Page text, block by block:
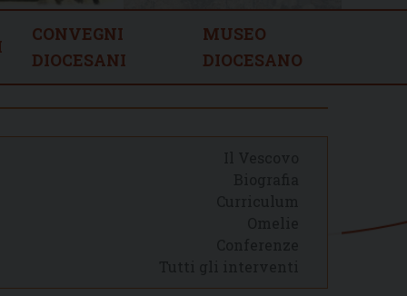
CONVEGNI
DIOCESANI
MUSEO
DIOCESANO